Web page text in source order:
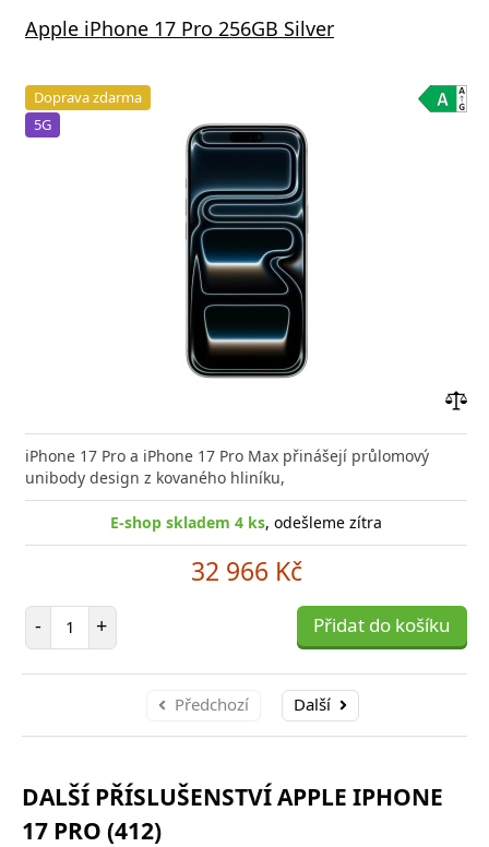
Apple iPhone 17 Pro 256GB Silver
Doprava zdarma
5G
iPhone 17 Pro a iPhone 17 Pro Max přinášejí průlomový
unibody design z kovaného hliníku,
E-shop skladem 4 ks, odešleme zítra
32 966 Kč
- Počet položek
+ Přidat do košíku
Předchozí Další
DALŠÍ PŘÍSLUŠENSTVÍ APPLE IPHONE
17 PRO (412)